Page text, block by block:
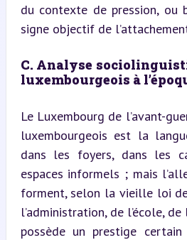
du contexte de pression, ou
signe objectif de
C. Analyse
luxembourgeois à
Le Luxembourg de l’avant-
luxembourgeois est la
dans les foyers, dans les
espaces informels ; mais
forment, selon la vieille loi
l’administration, de l’école,
possède un prestige